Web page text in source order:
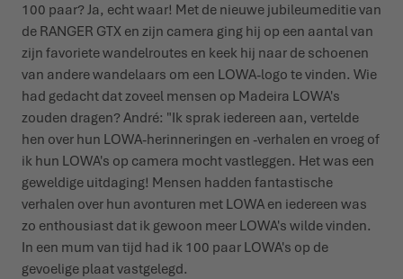
100 paar? Ja, echt waar! Met de nieuwe jubileumeditie van
de RANGER GTX en zijn camera ging hij op een aantal van
zijn favoriete wandelroutes en keek hij naar de schoenen
van andere wandelaars om een LOWA-logo te vinden. Wie
had gedacht dat zoveel mensen op Madeira LOWA's
zouden dragen? André: "Ik sprak iedereen aan, vertelde
hen over hun LOWA-herinneringen en -verhalen en vroeg of
ik hun LOWA's op camera mocht vastleggen. Het was een
geweldige uitdaging! Mensen hadden fantastische
verhalen over hun avonturen met LOWA en iedereen was
zo enthousiast dat ik gewoon meer LOWA's wilde vinden.
In een mum van tijd had ik 100 paar LOWA's op de
gevoelige plaat vastgelegd.